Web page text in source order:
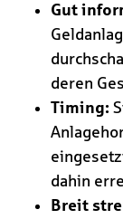
Gut
deren
Timing:
dahin
Breit